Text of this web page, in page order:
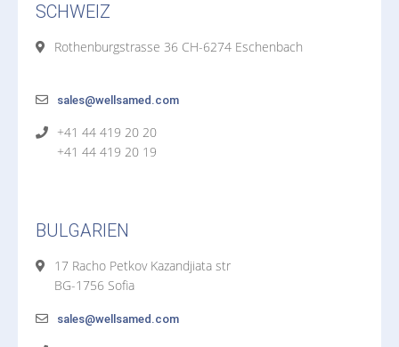
SCHWEIZ
Rothenburgstrasse 36 CH-6274 Eschenbach
sales@wellsamed.com
+41 44 419 20 20
+41 44 419 20 19
BULGARIEN
17 Racho Petkov Kazandjiata str
BG-1756 Sofia
sales@wellsamed.com